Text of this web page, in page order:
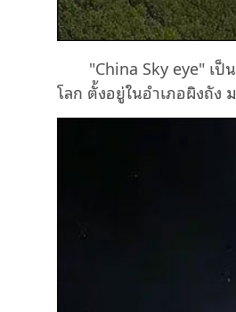
"China Sky eye" เ
โลก ตั้งอยู่ในอำเภอผิงถัง